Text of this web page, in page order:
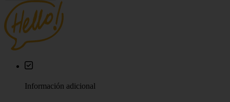
Información adicional